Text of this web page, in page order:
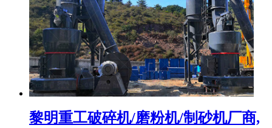
黎明重工破碎机/磨粉机/制砂机厂商,